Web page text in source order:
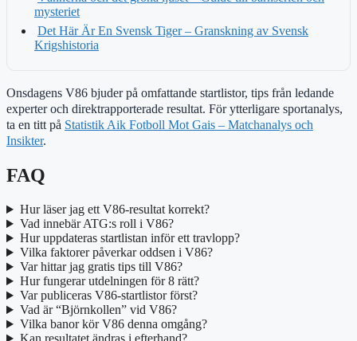
mysteriet
Det Här Är En Svensk Tiger – Granskning av Svensk
Krigshistoria
Onsdagens V86 bjuder på omfattande startlistor, tips från ledande
experter och direktrapporterade resultat. För ytterligare sportanalys,
ta en titt på Statistik Aik Fotboll Mot Gais – Matchanalys och
Insikter.
FAQ
Hur läser jag ett V86-resultat korrekt?
Vad innebär ATG:s roll i V86?
Hur uppdateras startlistan inför ett travlopp?
Vilka faktorer påverkar oddsen i V86?
Var hittar jag gratis tips till V86?
Hur fungerar utdelningen för 8 rätt?
Var publiceras V86-startlistor först?
Vad är “Björnkollen” vid V86?
Vilka banor kör V86 denna omgång?